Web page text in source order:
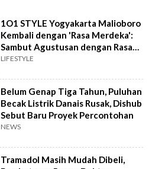
1O1 STYLE Yogyakarta Malioboro
Kembali dengan 'Rasa Merdeka':
Sambut Agustusan dengan Rasa
dan Tawa
LIFESTYLE
Belum Genap Tiga Tahun, Puluhan
Becak Listrik Danais Rusak, Dishub
Sebut Baru Proyek Percontohan
NEWS
Tramadol Masih Mudah Dibeli,